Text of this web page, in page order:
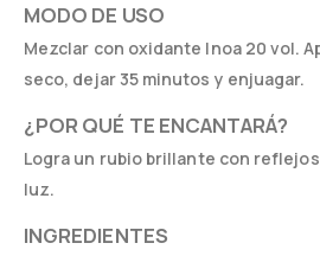
MODO DE USO
Mezclar con oxidante Inoa 20 vol.
seco, dejar 35 minutos y enjuagar.
¿POR QUÉ TE ENCANTARÁ?
Logra un rubio brillante con
luz.
INGREDIENTES